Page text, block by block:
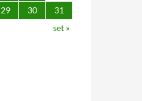
29 30
31
set »